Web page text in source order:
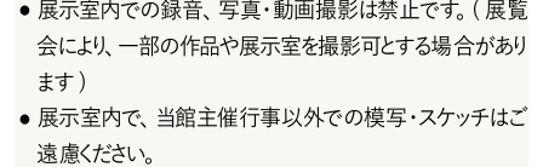
● 展示室内での録音、写真・動画撮影は禁止です。(展覧
会により、一部の作品や展示室を撮影可とする場合があり
ます )
● 展示室内で、当館主催行事以外での模写・スケッチはご
遠 慮ください。